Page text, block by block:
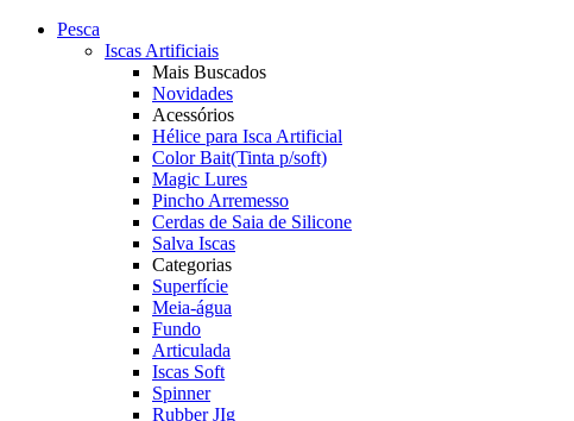
Pesca
Iscas Artificiais
Mais Buscados
Novidades
Acessórios
Hélice para Isca Artificial
Color Bait(Tinta p/soft)
Magic Lures
Pincho Arremesso
Cerdas de Saia de Silicone
Salva Iscas
Categorias
Superfície
Meia-água
Fundo
Articulada
Iscas Soft
Spinner
Rubber JIg